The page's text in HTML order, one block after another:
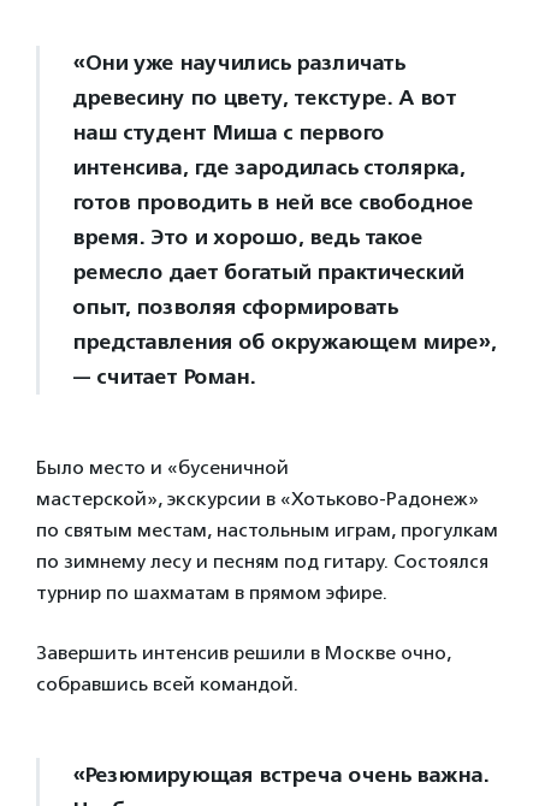
«Они уже научились различать
древесину по цвету, текстуре. А вот
наш студент Миша с первого
интенсива, где зародилась столярка,
готов проводить в ней все свободное
время. Это и хорошо, ведь такое
ремесло дает богатый практический
опыт, позволяя сформировать
представления об окружающем мире»,
— считает Роман.
Было место и «бусеничной
мастерской», экскурсии в «Хотьково-Радонеж»
по святым местам, настольным играм, прогулкам
по зимнему лесу и песням под гитару. Состоялся
турнир по шахматам в прямом эфире.
Завершить интенсив решили в Москве очно,
собравшись всей командой.
«Резюмирующая встреча очень важна.